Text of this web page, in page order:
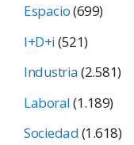
Espacio(699)
I+D+i(521)
Industria(2.581)
Laboral(1.189)
Sociedad(1.618)